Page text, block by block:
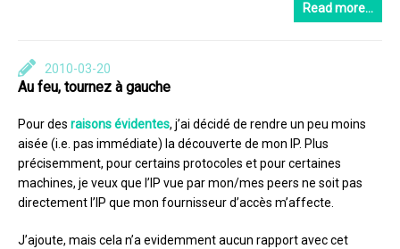
Read more…
2010-03-20
Au feu, tournez à gauche
Pour des raisonsévidentes, j’ai décidé de rendre un peu moins
aisée (i.e. pas immédiate) la découverte de mon IP. Plus
précisemment, pour certains protocoles et pour certaines
machines, je veux que l’IP vue par mon/mes peers ne soit pas
directement l’IP que mon fournisseur d’accès m’affecte.
J’ajoute, mais cela n’a evidemment aucun rapport avec cet